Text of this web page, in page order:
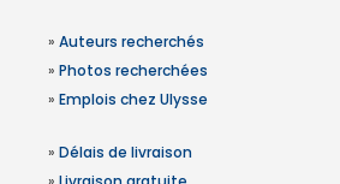
» Auteurs recherchés
» Photos recherchées
» Emplois chez Ulysse
» Délais de livraison